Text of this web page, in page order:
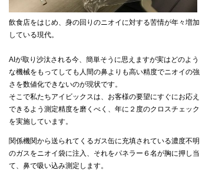
飲食店をはじめ、身の回りのニオイに対する苦情が年々増加
している現代。
AIが取り沙汰される今、簡単そうに思えますが実はどのよう
な機械をもってしても人間の鼻よりも高い精度でニオイの強
さを数値化できないのが現状です。
そこで私たちアイビックスは、お客様の要望にすぐにお応え
できるよう測定精度を磨くべく、年に２度のクロスチェック
を実施しています。
関係機関から送られてくるガス缶に充填されている濃度不明
のガスをニオイ袋に注入、それをパネラー６名が胸に押し当
て、鼻で吸い込み測定します。